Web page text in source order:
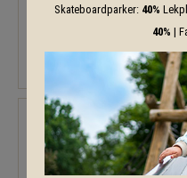
Pumpstation
Skateboardparker: 40%
40% |